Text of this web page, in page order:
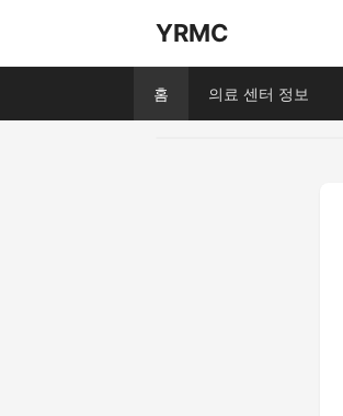
YRMC
홈 의료 센터 정보